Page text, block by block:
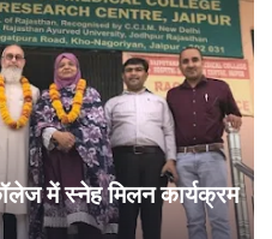
में स्नेह मिलन कार्यक्रम